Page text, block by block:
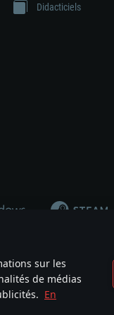
sur les
de médias
En
Didacticiels
pas la participation
are the property of